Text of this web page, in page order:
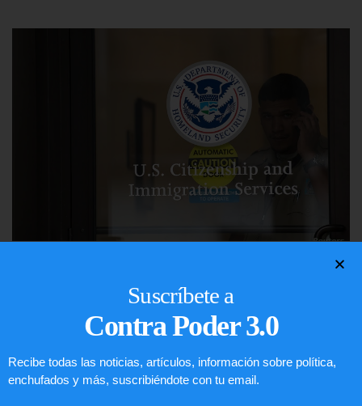
LEER ARTÍCULO...
Suscríbete a
Contra Poder 3.0
Recibe todas las noticias, artículos, información sobre política,
enchufados y más, suscribiéndote con tu email.